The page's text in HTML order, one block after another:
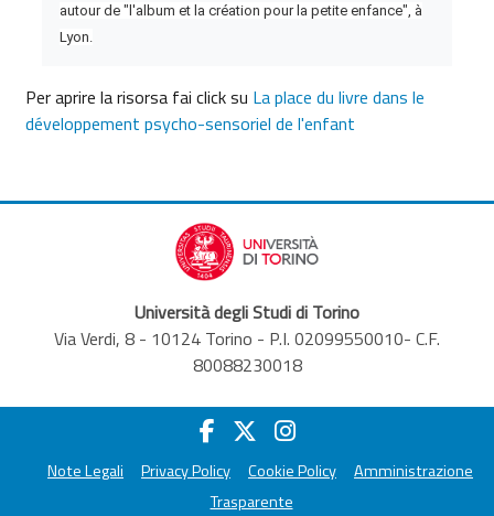
autour de "l'album et la création pour la petite enfance", à
Lyon.
Per aprire la risorsa fai click su La place du livre dans le
développement psycho-sensoriel de l'enfant
Università degli Studi di Torino
Via Verdi, 8 - 10124 Torino - P.I. 02099550010- C.F.
80088230018
Note Legali Privacy Policy Cookie Policy
Amministrazione
Trasparente